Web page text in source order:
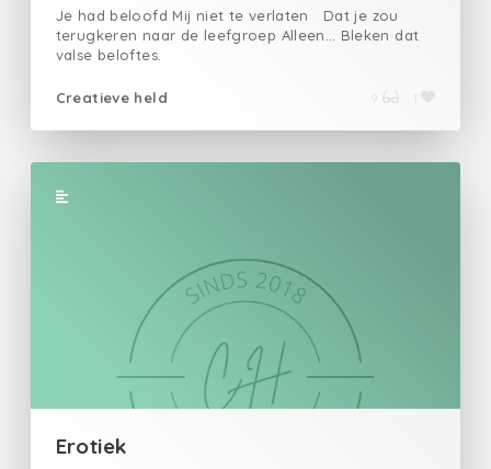
Je had beloofd Mij niet te verlaten Dat je zou
terugkeren naar de leefgroep Alleen… Bleken dat
valse beloftes.
Creatieve held
Erotiek